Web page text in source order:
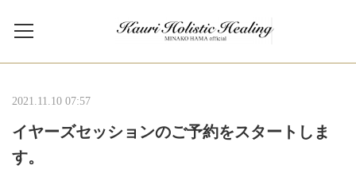
2021.11.10 07:57
イヤーズセッションのご予約をスタートしま
す。